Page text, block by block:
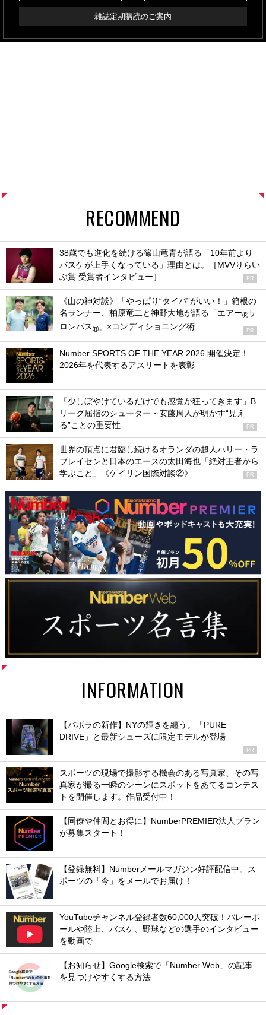
雑誌定期購読のご案内
RECOMMEND
38歳でも進化を続ける篠山竜青が語る「10年前より
バスケが上手くなっている」理由とは。［MVVりらい
ぶ賞 受賞者インタビュー］
PR
《山の神対談》「やっぱり“タイパ”がいい！」箱根の
名ランナー、柏原竜二と神野大地が語る「エアー®サ
ロンパス® 」×コンディショニング術 PR
Number SPORTS OF THE YEAR 2026 開催決定！
2026年を代表するアスリートを表彰
「少しぼやけているだけでも感覚が狂ってきます」B
リーグ屈指のシューター・安藤周人が明かす“見え
る”ことの重要性
PR
世界の頂点に君臨し続けるオランダの超人ハリー・ラ
ブレイセンと日本のエースの太田海也「絶対王者から
学ぶこと」《ケイリン国際対談②》
PR
INFORMATION
【バボラの新作】NYの輝きを纏う。「PURE
DRIVE」と最新シューズに限定モデルが登場
PR
スポーツの現場で撮影する機会のある写真家、その写
真家が撮る一瞬のシーンにスポットをあてるコンテス
トを開催します。作品受付中！
【同僚や仲間とお得に】NumberPREMIER法人プラン
が募集スタート！
【登録無料】Numberメールマガジン好評配信中。ス
ポーツの「今」をメールでお届け！
YouTubeチャンネル登録者数60,000人突破！バレーボ
ールや陸上、バスケ、野球などの選手のインタビュー
を動画で
【お知らせ】Google検索で「Number Web」の記事
を見つけやすくする方法